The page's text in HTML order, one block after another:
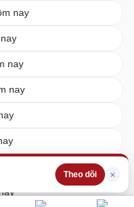
Theo dõi ×
nay
nay
nay